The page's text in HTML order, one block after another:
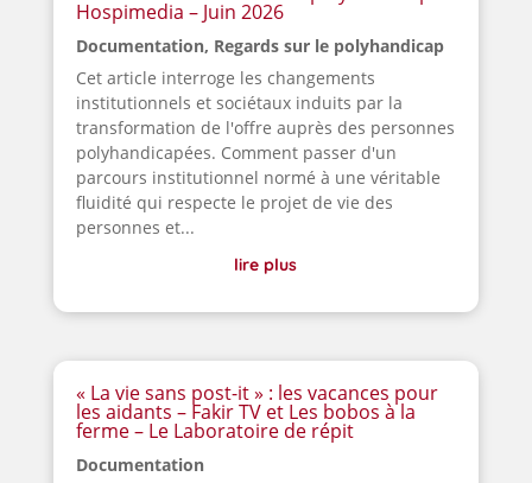
Hospimedia – Juin 2026
Documentation, Regards sur le polyhandicap
Cet article interroge les changements
institutionnels et sociétaux induits par la
transformation de l'offre auprès des personnes
polyhandicapées. Comment passer d'un
parcours institutionnel normé à une véritable
fluidité qui respecte le projet de vie des
personnes et...
lire plus
« La vie sans post-it » : les vacances pour
les aidants – Fakir TV et Les bobos à la
ferme – Le Laboratoire de répit
Documentation